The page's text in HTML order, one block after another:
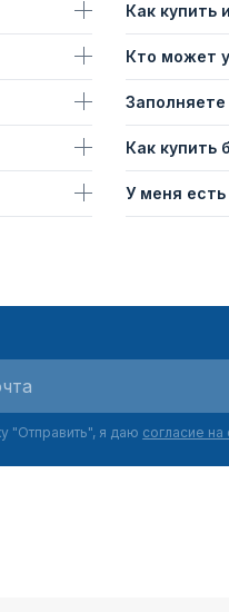
Как купить
Кто может
Как купить
У меня есть
"Отправить", я даю согласие